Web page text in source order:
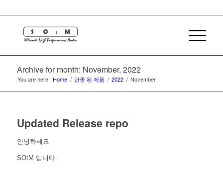
Archive for month: November, 2022
You are here: Home / 단종 된 제품 / 2022 / November
Updated Release repo
안녕하세요
SOtM 입니다.